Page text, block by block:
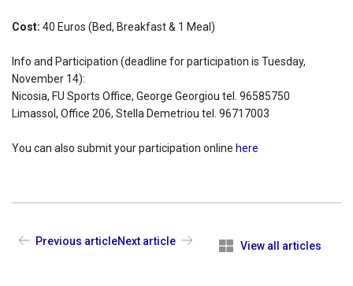
Cost: 40 Εuros (Bed, Breakfast & 1 Meal)
Info and Participation (deadline for participation is Tuesday,
November 14):
Nicosia, FU Sports Office, George Georgiou tel. 96585750
Limassol, Office 206, Stella Demetriou tel. 96717003
You can also submit your participation online here
Previous article View all articles
Next article